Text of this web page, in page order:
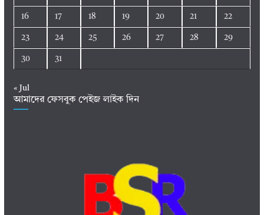
16 17 18 19 20 21 22
23 24 25 26 27 28 29
30 31
« Jul
আমাদের ফেসবুক পেইজ লাইক দিন